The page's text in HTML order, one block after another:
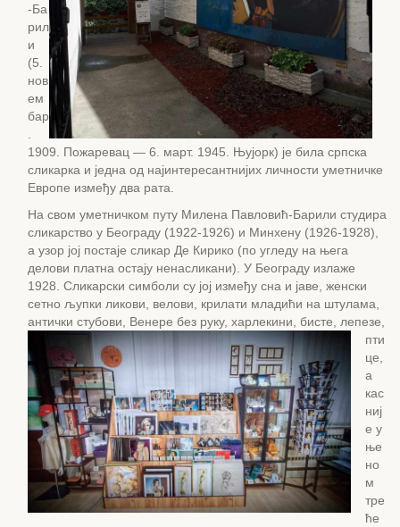
-Ба
рил
и
(5.
нов
ем
бар
1909. Пожаревац — 6. март. 1945. Њујорк) је била српска
сликарка и једна од најинтересантнијих личности уметничке
Европе између два рата.
На свом уметничком путу Милена Павловић-Барили студира
сликарство у Београду (1922-1926) и Минхену (1926-1928),
а узор јој постаје сликар Де Кирико (по угледу на њега
делови платна остају ненасликани). У Београду излаже
1928. Сликарски симболи су јој између сна и јаве, женски
сетно љупки ликови, велови, крилати младићи на штулама,
антички стубови, Венере без руку, харлекини, бисте, лепезе,
пти
це,
а
кас
ниј
е у
ње
но
м
тре
ће